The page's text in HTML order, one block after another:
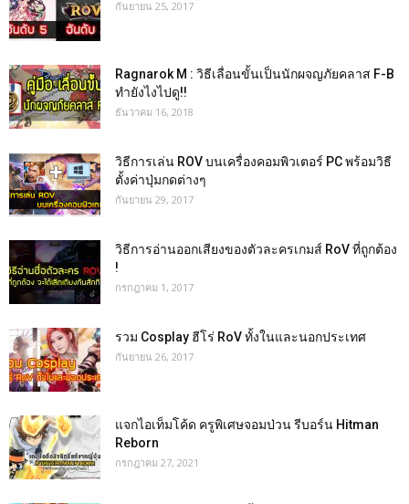
กันยายน 25, 2017
Ragnarok M : วิธีเลื่อนขั้นเป็นนักผจญภัยคลาส F-B
ทำยังไงไปดู!!
ธันวาคม 16, 2018
วิธีการเล่น ROV บนเครื่องคอมพิวเตอร์ PC พร้อมวิธี
ตั้งค่าปุ่มกดต่างๆ
กันยายน 29, 2017
วิธีการอ่านออกเสียงของตัวละครเกมส์ RoV ที่ถูกต้อง
!
กรกฎาคม 1, 2017
รวม Cosplay ฮีโร่ RoV ทั้งในและนอกประเทศ
กันยายน 26, 2017
แจกไอเท็มโค้ด ครูพิเศษจอมป่วน รีบอร์น Hitman
Reborn
กรกฎาคม 27, 2021